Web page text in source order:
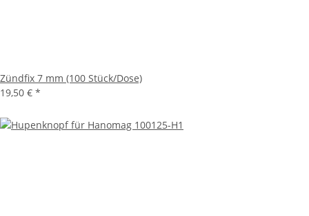
Zündfix 7 mm (100 Stück/Dose)
19,50 € *